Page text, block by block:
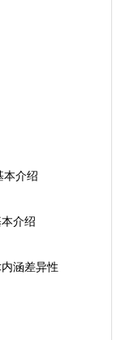
介绍
介绍
涵差异性